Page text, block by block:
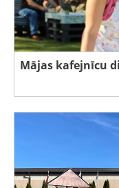
Mājas kafejnīcu